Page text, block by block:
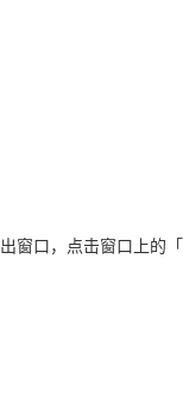
口，点击窗口上的